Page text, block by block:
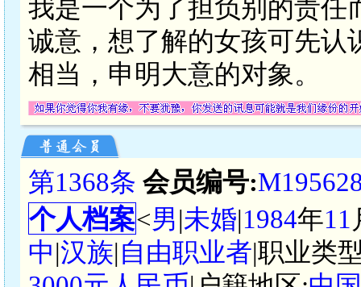
我是一个为了担负别的责任
诚意，想了解的女孩可先认
相当，申明大意的对象。
第1368条 会员编号:
个人档案<男|未婚|1984年11
中|汉族|自由职业者|职业类